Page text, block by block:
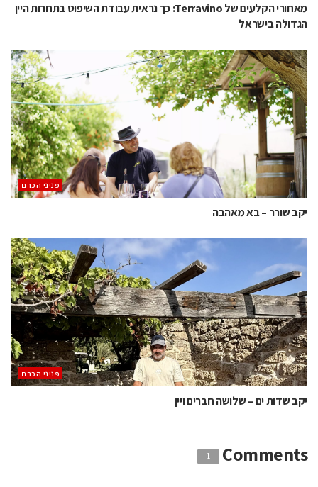
מאחורי הקלעים של Terravino: כך נראית עבודת השיפוט בתחרות היין
הגדולה בישראל
פניני הכרם
יקב שורר – בא מאהבה
פניני הכרם
יקב שדות ים – שלושה חברים ויין
Comments
1